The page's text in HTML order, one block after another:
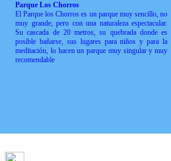
Parque Los Chorros
El Parque los Chorros es un parque muy sencillo, no
muy grande, pero con una naturaleza espectacular.
Su cascada de 20 metros, su quebrada donde es
posible bañarse, sus lugares para niños y para la
meditación, lo hacen un parque muy singular y muy
recomendable